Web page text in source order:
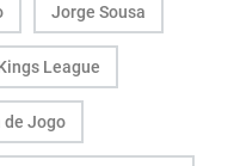
Jorge Sousa
League
de Jogo